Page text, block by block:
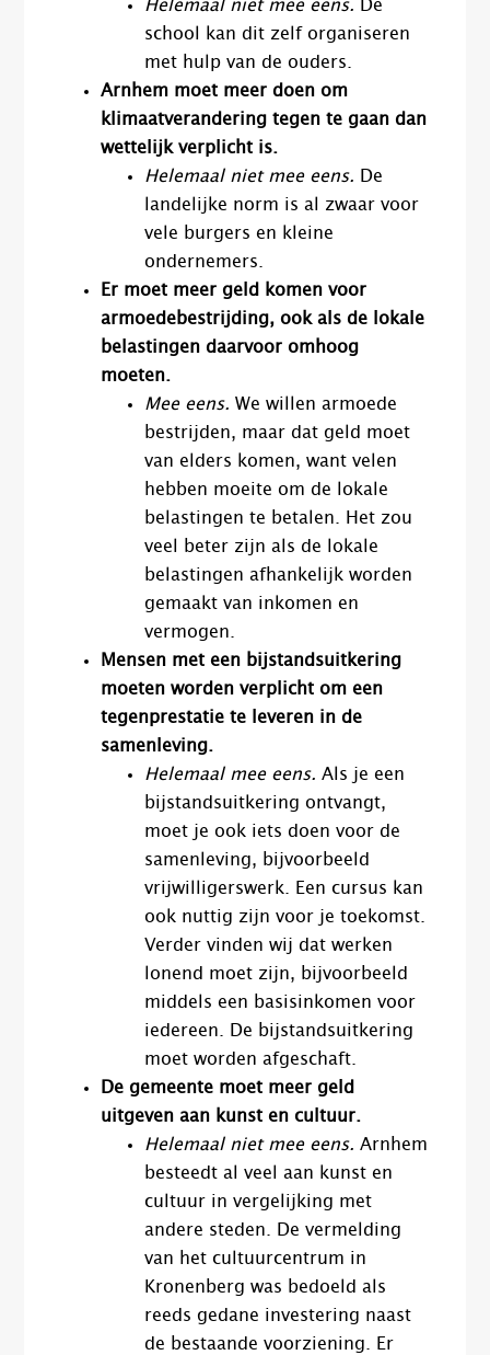
Helemaal niet mee eens. De
school kan dit zelf organiseren
met hulp van de ouders.
Arnhem moet meer doen om
klimaatverandering tegen te gaan dan
wettelijk verplicht is.
Helemaal niet mee eens. De
landelijke norm is al zwaar voor
vele burgers en kleine
ondernemers.
Er moet meer geld komen voor
armoedebestrijding, ook als de lokale
belastingen daarvoor omhoog
moeten.
Mee eens. We willen armoede
bestrijden, maar dat geld moet
van elders komen, want velen
hebben moeite om de lokale
belastingen te betalen. Het zou
veel beter zijn als de lokale
belastingen afhankelijk worden
gemaakt van inkomen en
vermogen.
Mensen met een bijstandsuitkering
moeten worden verplicht om een
tegenprestatie te leveren in de
samenleving.
Helemaal mee eens. Als je een
bijstandsuitkering ontvangt,
moet je ook iets doen voor de
samenleving, bijvoorbeeld
vrijwilligerswerk. Een cursus kan
ook nuttig zijn voor je toekomst.
Verder vinden wij dat werken
lonend moet zijn, bijvoorbeeld
middels een basisinkomen voor
iedereen. De bijstandsuitkering
moet worden afgeschaft.
De gemeente moet meer geld
uitgeven aan kunst en cultuur.
Helemaal niet mee eens. Arnhem
besteedt al veel aan kunst en
cultuur in vergelijking met
andere steden. De vermelding
van het cultuurcentrum in
Kronenberg was bedoeld als
reeds gedane investering naast
de bestaande voorziening. Er